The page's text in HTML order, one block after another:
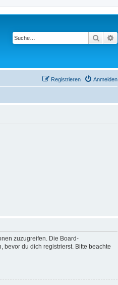
Suche
Anmelden
Registrieren
zuzugreifen. Die Board-
du dich registrierst. Bitte beachte